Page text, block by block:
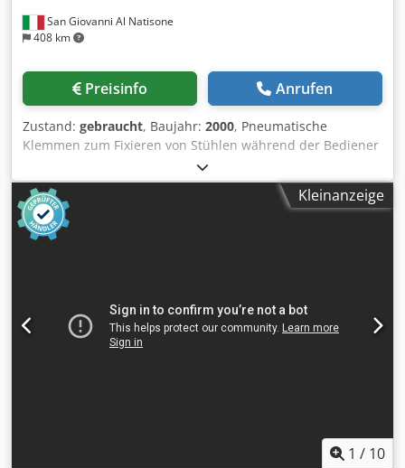
San Giovanni Al Natisone
408 km
Preisinfo Anrufen
Zustand: gebraucht, Baujahr: 2000, Pneumatische
Klemmen zum Fixieren von Stühlen während der Bediener
Arbeiten ausführt, z. B. mit einem Schrauber oder
ähnlichem. Arbeitsmaße: 50x60 cm. Dksdpfx Ajydb
Hxjmaer
Kleinanzeige
1 / 10